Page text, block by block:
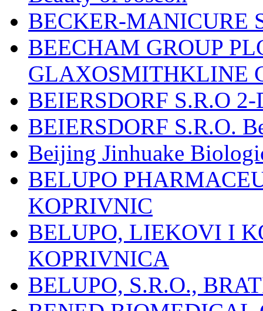
BECKER-MANICURE
BEECHAM GROUP
GLAXOSMITHKLINE
BEIERSDORF S.R.O
BEIERSDORF S.R.O.
Beijing Jinhuake
BELUPO
KOPRIVNIC
BELUPO, LIEKOVI I
KOPRIVNICA
BELUPO, S.R.O.,